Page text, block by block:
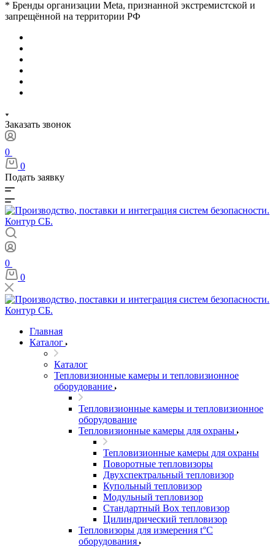
* Бренды организации Meta, признанной экстремистской и
запрещённой на территории РФ
Заказать звонок
0
0
Подать заявку
0
0
Главная
Каталог
Каталог
Тепловизионные камеры и тепловизионное
оборудование
Тепловизионные камеры и тепловизионное
оборудование
Тепловизионные камеры для охраны
Тепловизионные камеры для охраны
Поворотные тепловизоры
Двухспектральный тепловизор
Купольный тепловизор
Модульный тепловизор
Стандартный Box тепловизор
Цилиндрический тепловизор
Тепловизоры для измерения t°С
оборудования